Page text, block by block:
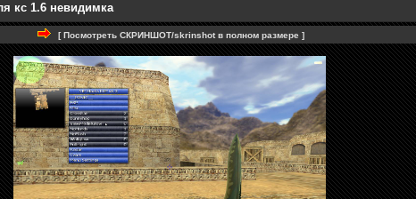
кс 1.6 невидимка
[ Посмотреть СКРИНШОТ/skrinshot в полном размере ]